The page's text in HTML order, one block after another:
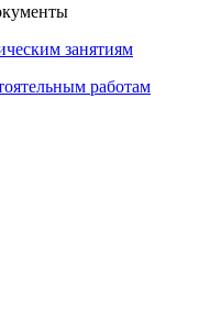
занятиям
работам